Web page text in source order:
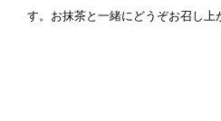
す。お抹茶と一緒にどうぞお召し上